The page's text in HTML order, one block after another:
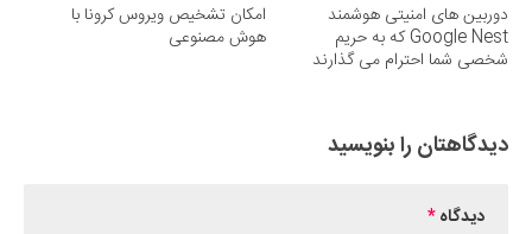
دوربین های امنیتی هوشمند
Google Nest که به حریم
شخصی شما احترام می گذارند
امکان تشخیص ویروس کرونا با
هوش مصنوعی
دیدگاهتان را بنویسید
دیدگاه*